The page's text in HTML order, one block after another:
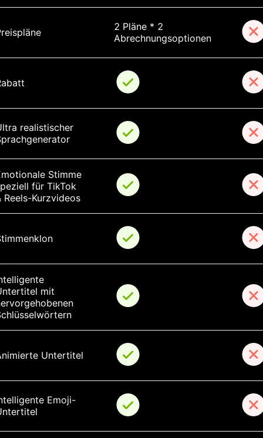
2 Pläne * 2
Abrechnungsoptionen
realistischer
Stimme
für TikTok
Reels-Kurzvideos
mit
Untertitel
Emoji-